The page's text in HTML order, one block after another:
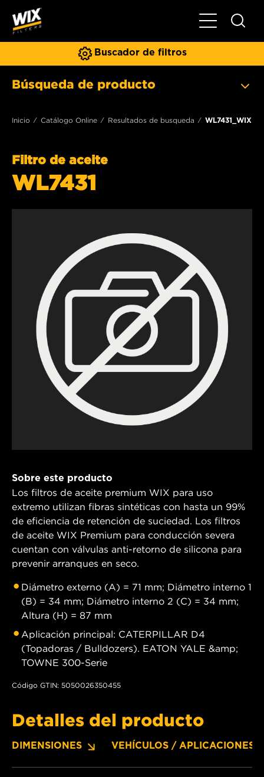
Toggle
Buscador de filtros
Búsqueda de producto
Inicio Catálogo Online Resultados de busqueda WL7431_WIX
Filtro de aceite
WL7431
Sobre este producto
Los filtros de aceite premium WIX para uso
extremo utilizan fibras sintéticas con hasta un 99%
de eficiencia de retención de suciedad. Los filtros
de aceite WIX Premium para conducción severa
cuentan con válvulas anti-retorno de silicona para
prevenir arranques en seco.
Diámetro externo (A) = 71 mm; Diámetro interno 1
(B) = 34 mm; Diámetro interno 2 (C) = 34 mm;
Altura (H) = 87 mm
Aplicación principal: CATERPILLAR D4
(Topadoras / Bulldozers). EATON YALE &amp;
TOWNE 300-Serie
Código GTIN: 5050026350455
Detalles del producto
DIMENSIONES VEHÍCULOS / APLICACIONES